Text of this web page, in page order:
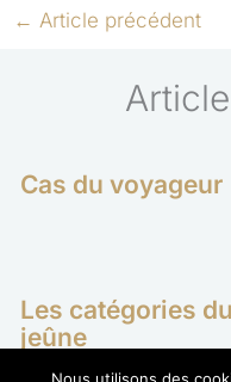
← Article précédent
Cas du voyageur
Les catégories du
jeûne